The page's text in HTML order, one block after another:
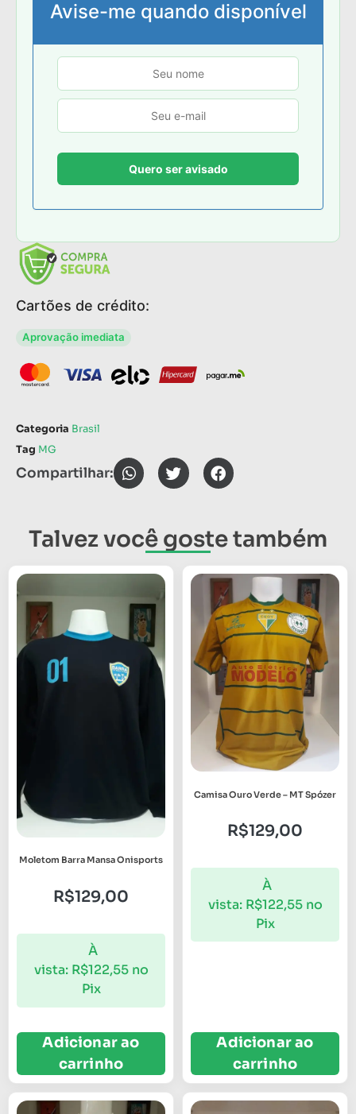
Avise-me quando disponível
Cartões de crédito:
Aprovação imediata
Categoria Brasil
Tag MG
Compartilhar:
Talvez você goste também
Moletom Barra Mansa Onisports
R$129,00
À
vista: R$122,55 no
Pix
Adicionar ao
carrinho
Camisa Ouro Verde – MT Spózer
R$129,00
À
vista: R$122,55 no
Pix
Adicionar ao
carrinho